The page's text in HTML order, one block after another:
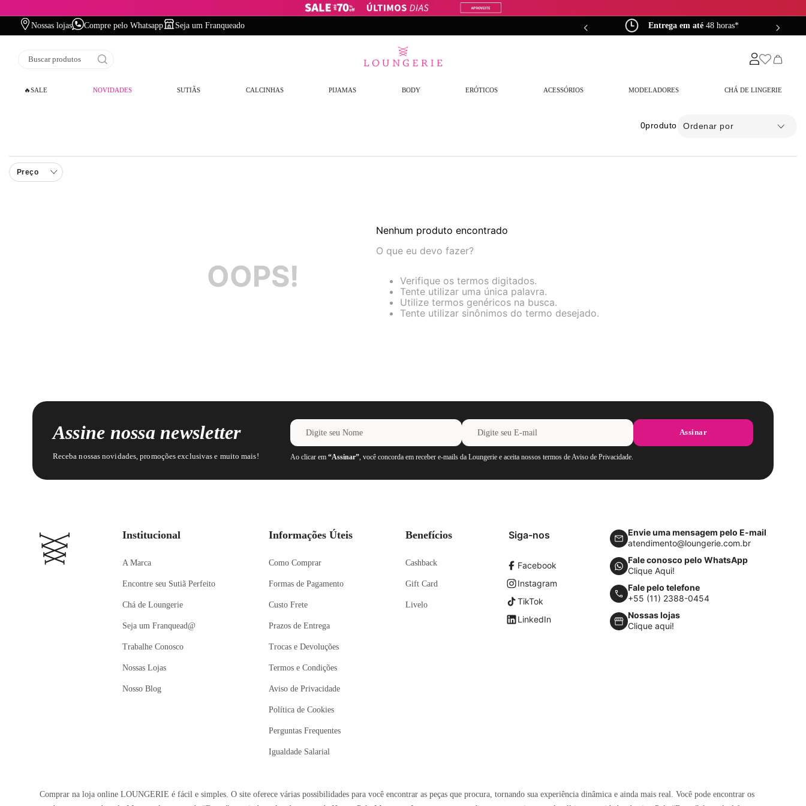
Nossas lojas Compre pelo Whatsapp Seja um Franqueado Entrega em até 48 horas*
Buscar produtos
🔥SALE NOVIDADES SUTIÃS CALCINHAS PIJAMAS BODY ERÓTICOS ACESSÓRIOS MODELADORES CHÁ DE LINGERIE
0produto Ordenar por
Preço
OOPS!
Nenhum produto encontrado
O que eu devo fazer?
Verifique os termos digitados.
Tente utilizar uma única palavra.
Utilize termos genéricos na busca.
Tente utilizar sinônimos do termo desejado.
Assine nossa newsletter
Receba nossas novidades, promoções exclusivas e muito mais!
Assinar
Ao clicar em “Assinar”, você concorda em receber e-mails da Loungerie e aceita nossos termos de Aviso de Privacidade.
Institucional
A Marca
Encontre seu Sutiã Perfeito
Chá de Loungerie
Seja um Franquead@
Trabalhe Conosco
Nossas Lojas
Nosso Blog
Informações Úteis
Como Comprar
Formas de Pagamento
Custo Frete
Prazos de Entrega
Trocas e Devoluções
Termos e Condições
Aviso de Privacidade
Política de Cookies
Perguntas Frequentes
Igualdade Salarial
Benefícios
Cashback
Gift Card
Livelo
Siga-nos
Facebook
Instagram
TikTok
LinkedIn
Envie uma mensagem pelo E-mail
atendimento@loungerie.com.br
Fale conosco pelo WhatsApp
Clique Aqui!
Fale pelo telefone
+55 (11) 2388-0454
Nossas lojas
Clique aqui!
Comprar na loja online LOUNGERIE é fácil e simples. O site oferece várias possibilidades para você encontrar as peças que procura, tornando sua experiência dinâmica e ainda mais real. Você pode encontrar os